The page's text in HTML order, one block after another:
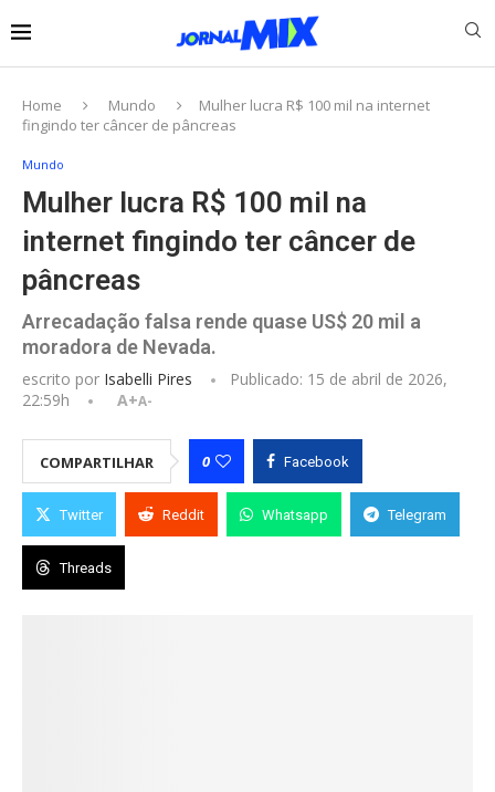
Home Mundo
Mulher lucra R$ 100 mil na internet
fingindo ter câncer de pâncreas
Mundo
Mulher lucra R$ 100 mil na
internet fingindo ter câncer de
pâncreas
Arrecadação falsa rende quase US$ 20 mil a
moradora de Nevada.
escrito por Isabelli Pires Publicado: 15 de abril de 2026,
22:59h
A+A-
COMPARTILHAR 0 Facebook
Twitter Reddit Whatsapp Telegram
Threads